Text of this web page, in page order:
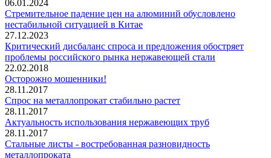
06.01.2024
Стремительное падение цен на алюминий обусловлено
нестабильной ситуацией в Китае
27.12.2023
Критический дисбаланс спроса и предложения обостряет
проблемы российского рынка нержавеющей стали
22.02.2018
Осторожно мошенники!
28.11.2017
Спрос на металлопрокат стабильно растет
28.11.2017
Актуальность использования нержавеющих труб
28.11.2017
Стальные листы - востребованная разновидность
металлопроката